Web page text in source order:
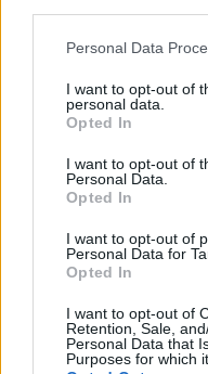
Please note that this
not limited to your visit
grant or deny consent to
use your data for below
consent section.
Personal Data
I want to opt-out of
personal data.
Opted In
I want to opt-out of
Personal Data.
Opted In
I want to opt-out of
Personal Data for
Opted In
I want to opt-out of
Retention, Sale,
Personal Data that
Purposes for which
της
Εκτός από τις
και εφοδιαστικές
ήταν φέτος και η
σχετίζονται με την
ναυτιλίας και τις
Σε αυτό το πλαίσιο
συνεργασία της
την BAR
συστημάτων